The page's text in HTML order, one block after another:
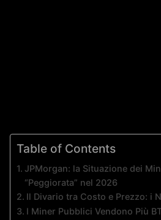
Table of Contents
JPMorgan: la Situazione dei
“Peggiorata” nel 2026
Il Divario tra Costo e Prezzo: i
I Miner Pubblici Vendono Più